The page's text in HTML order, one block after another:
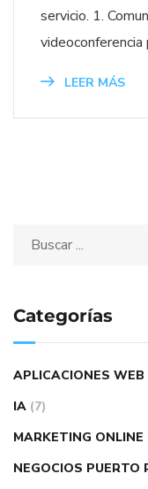
servicio. 1.
LEER MÁS
Categorías
APLICACIONES WEB
IA (7)
MARKETING ONLINE
NEGOCIOS PUERTO